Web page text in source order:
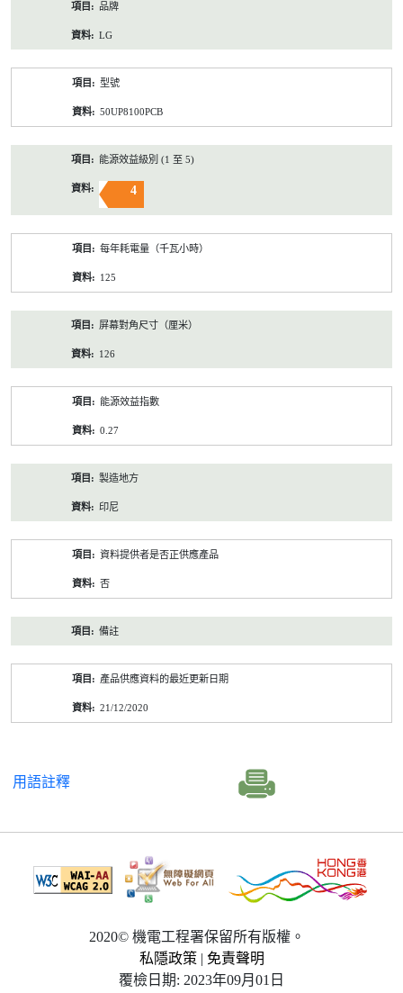
品牌
LG
型號
50UP8100PCB
能源效益級別 (1 至 5)
4
每年耗電量（千瓦小時）
125
屏幕對角尺寸（厘米）
126
能源效益指數
0.27
製造地方
印尼
資料提供者是否正供應產品
否
備註
產品供應資料的最近更新日期
21/12/2020
用語註釋
2020© 機電工程署保留所有版權。
私隱政策 | 免責聲明
覆檢日期: 2023年09月01日